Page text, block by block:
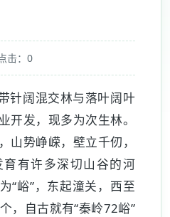
击：0
针阔混交林与落叶阔叶
开发，现多为次生林。
山势峥嵘，壁立千仞，
有许多深切山谷的河
“峪”，东起潼关，西至
，自古就有“秦岭72峪”